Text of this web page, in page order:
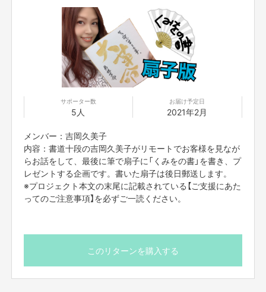
サポーター数
5人
お届け予定日
2021年2月
メンバー：吉岡久美子
内容：書道十段の吉岡久美子がリモートでお客様を見なが
らお話をして、最後に筆で扇子に「くみをの書」を書き、プ
レゼントする企画です。書いた扇子は後日郵送します。
※プロジェクト本文の末尾に記載されている【ご支援にあた
ってのご注意事項】を必ずご一読ください。
このリターンを購入する